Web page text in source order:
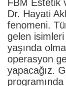
FBM Estetik
Dr. Hayati
fenomeni.
gelen
yaşında
operasyon
yapacağız.
programında